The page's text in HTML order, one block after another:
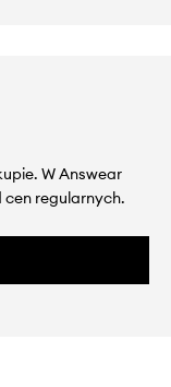
W Answear
cen regularnych.